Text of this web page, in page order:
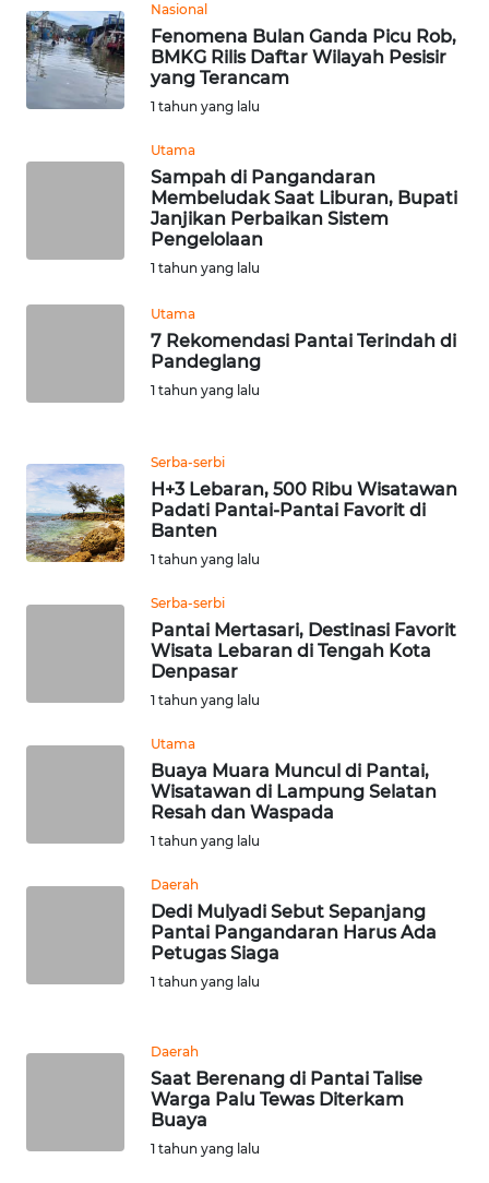
Nasional
Fenomena Bulan Ganda Picu Rob,
BMKG Rilis Daftar Wilayah Pesisir
yang Terancam
1 tahun yang lalu
Utama
Sampah di Pangandaran
Membeludak Saat Liburan, Bupati
Janjikan Perbaikan Sistem
Pengelolaan
1 tahun yang lalu
Utama
7 Rekomendasi Pantai Terindah di
Pandeglang
1 tahun yang lalu
Serba-serbi
H+3 Lebaran, 500 Ribu Wisatawan
Padati Pantai-Pantai Favorit di
Banten
1 tahun yang lalu
Serba-serbi
Pantai Mertasari, Destinasi Favorit
Wisata Lebaran di Tengah Kota
Denpasar
1 tahun yang lalu
Utama
Buaya Muara Muncul di Pantai,
Wisatawan di Lampung Selatan
Resah dan Waspada
1 tahun yang lalu
Daerah
Dedi Mulyadi Sebut Sepanjang
Pantai Pangandaran Harus Ada
Petugas Siaga
1 tahun yang lalu
Daerah
Saat Berenang di Pantai Talise
Warga Palu Tewas Diterkam
Buaya
1 tahun yang lalu
Wahana
News
Regional
WN
WN
KEPRI
PAPUA
SERAMBI